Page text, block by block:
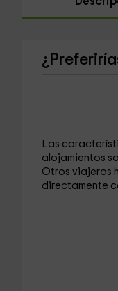
Las
alojamientos
Otros viajeros
directamente